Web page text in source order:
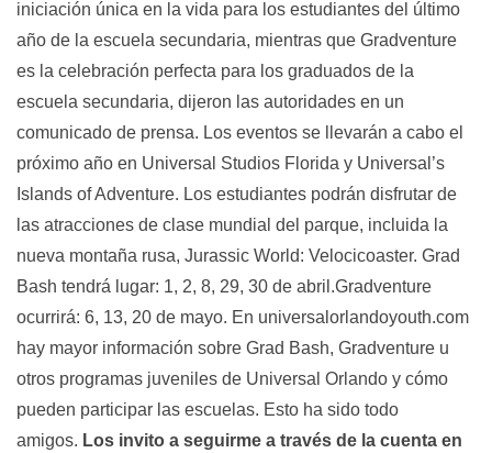
iniciación única en la vida para los estudiantes del último
año de la escuela secundaria, mientras que Gradventure
es la celebración perfecta para los graduados de la
escuela secundaria, dijeron las autoridades en un
comunicado de prensa. Los eventos se llevarán a cabo el
próximo año en Universal Studios Florida y Universal’s
Islands of Adventure. Los estudiantes podrán disfrutar de
las atracciones de clase mundial del parque, incluida la
nueva montaña rusa, Jurassic World: Velocicoaster. Grad
Bash tendrá lugar: 1, 2, 8, 29, 30 de abril.Gradventure
ocurrirá: 6, 13, 20 de mayo. En universalorlandoyouth.com
hay mayor información sobre Grad Bash, Gradventure u
otros programas juveniles de Universal Orlando y cómo
pueden participar las escuelas. Esto ha sido todo
amigos. Los invito a seguirme a través de la cuenta en